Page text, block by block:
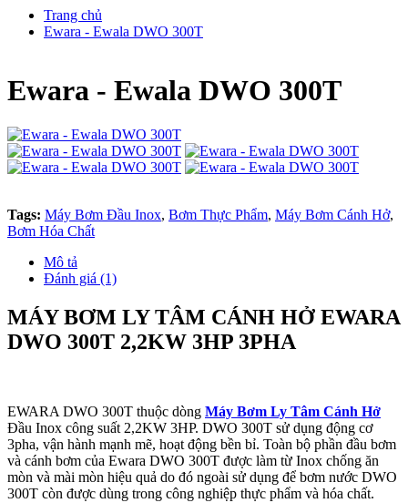
Trang chủ
Ewara - Ewala DWO 300T
Ewara - Ewala DWO 300T
Tags: Máy Bơm Đầu Inox, Bơm Thực Phẩm, Máy Bơm Cánh Hở,
Bơm Hóa Chất
Mô tả
Đánh giá (1)
MÁY BƠM LY TÂM CÁNH HỞ EWARA
DWO 300T 2,2KW 3HP 3PHA
EWARA DWO 300T thuộc dòng Máy Bơm Ly Tâm Cánh Hở
Đầu Inox công suất 2,2KW 3HP. DWO 300T sử dụng động cơ
3pha, vận hành mạnh mẽ, hoạt động bền bỉ. Toàn bộ phần đầu bơm
và cánh bơm của Ewara DWO 300T được làm từ Inox chống ăn
mòn và mài mòn hiệu quả do đó ngoài sử dụng để bơm nước DWO
300T còn được dùng trong công nghiệp thực phẩm và hóa chất.